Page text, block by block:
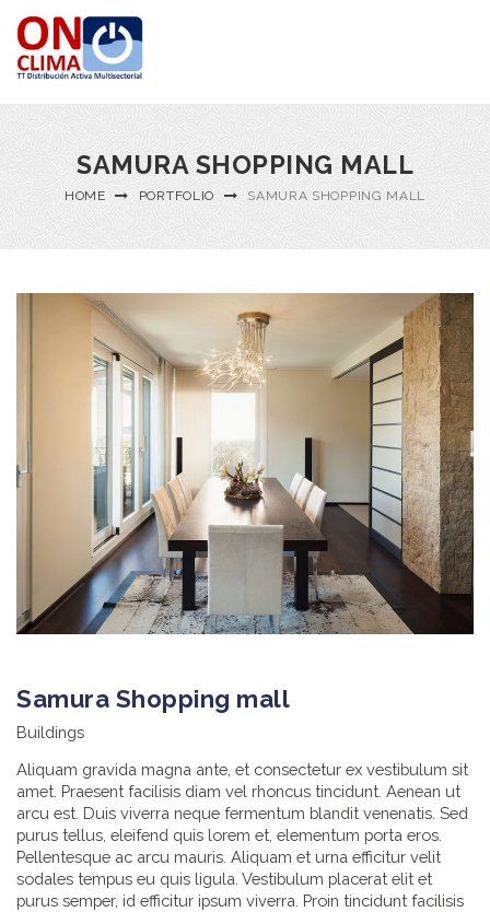
SAMURA SHOPPING MALL
HOME PORTFOLIO SAMURA SHOPPING MALL
Samura Shopping mall
Buildings
Aliquam gravida magna ante, et consectetur ex vestibulum sit
amet. Praesent facilisis diam vel rhoncus tincidunt. Aenean ut
arcu est. Duis viverra neque fermentum blandit venenatis. Sed
purus tellus, eleifend quis lorem et, elementum porta eros.
Pellentesque ac arcu mauris. Aliquam et urna efficitur velit
sodales tempus eu quis ligula. Vestibulum placerat elit et
purus semper, id efficitur ipsum viverra. Proin tincidunt facilisis